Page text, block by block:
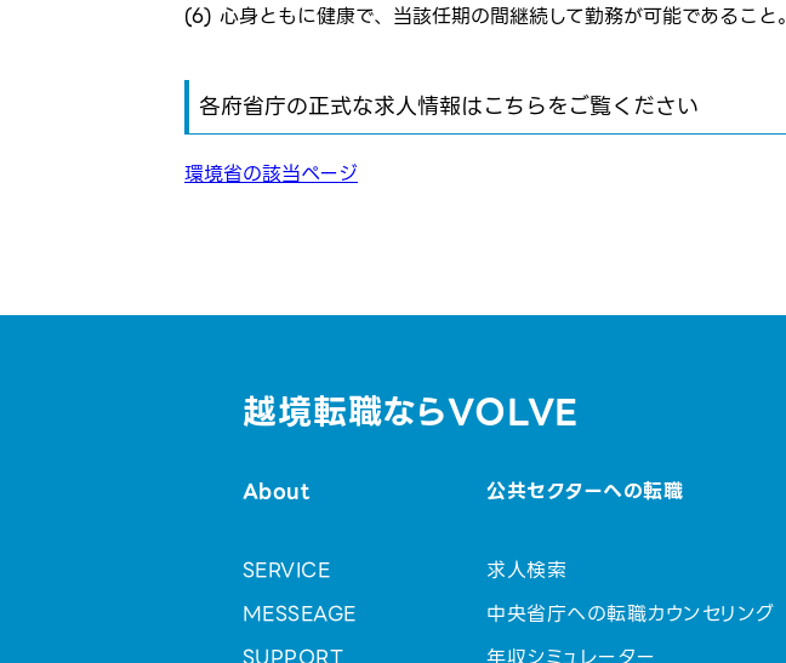
(6) 心身ともに健康で、当該任期の間継続して勤務が可能であること。
各府省庁の正式な求人情報はこちらをご覧ください
環境省の該当ページ
越境転職ならVOLVE
About
SERVICE
MESSEAGE
公共セクターへの転職
求人検索
中央省庁への転職カウンセリング